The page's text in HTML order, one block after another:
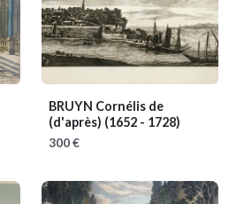
BRUYN Cornélis de
(d'après) (1652 - 1728)
300 €